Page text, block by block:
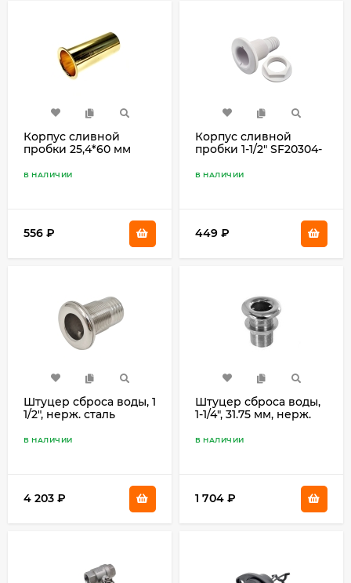
Корпус сливной
пробки 25,4*60 мм
В НАЛИЧИИ
556 ₽
Корпус сливной
пробки 1-1/2" SF20304-
В НАЛИЧИИ
449 ₽
Штуцер сброса воды, 1
1/2", нерж. сталь
В НАЛИЧИИ
4 203 ₽
Штуцер сброса воды,
1-1/4", 31.75 мм, нерж.
В НАЛИЧИИ
1 704 ₽